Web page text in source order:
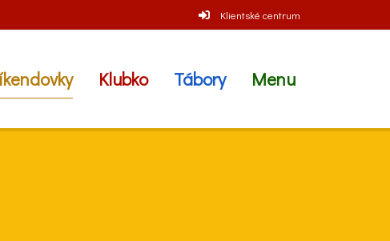
Klientské centrum
Klubko Tábory Menu